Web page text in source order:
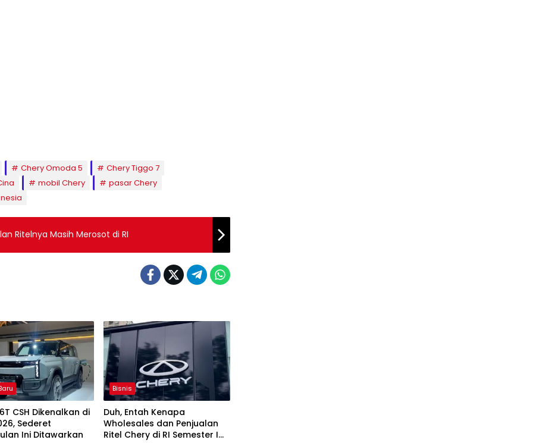
Chery Omoda 5
Chery Tiggo 7
mobil Chery
pasar Chery
Ritelnya Masih Merosot di RI
CSH Dikenalkan di
Sederet
Ini Ditawarkan
Bisnis
Duh, Entah Kenapa
Wholesales dan Penjualan
Ritel Chery di RI Semester I